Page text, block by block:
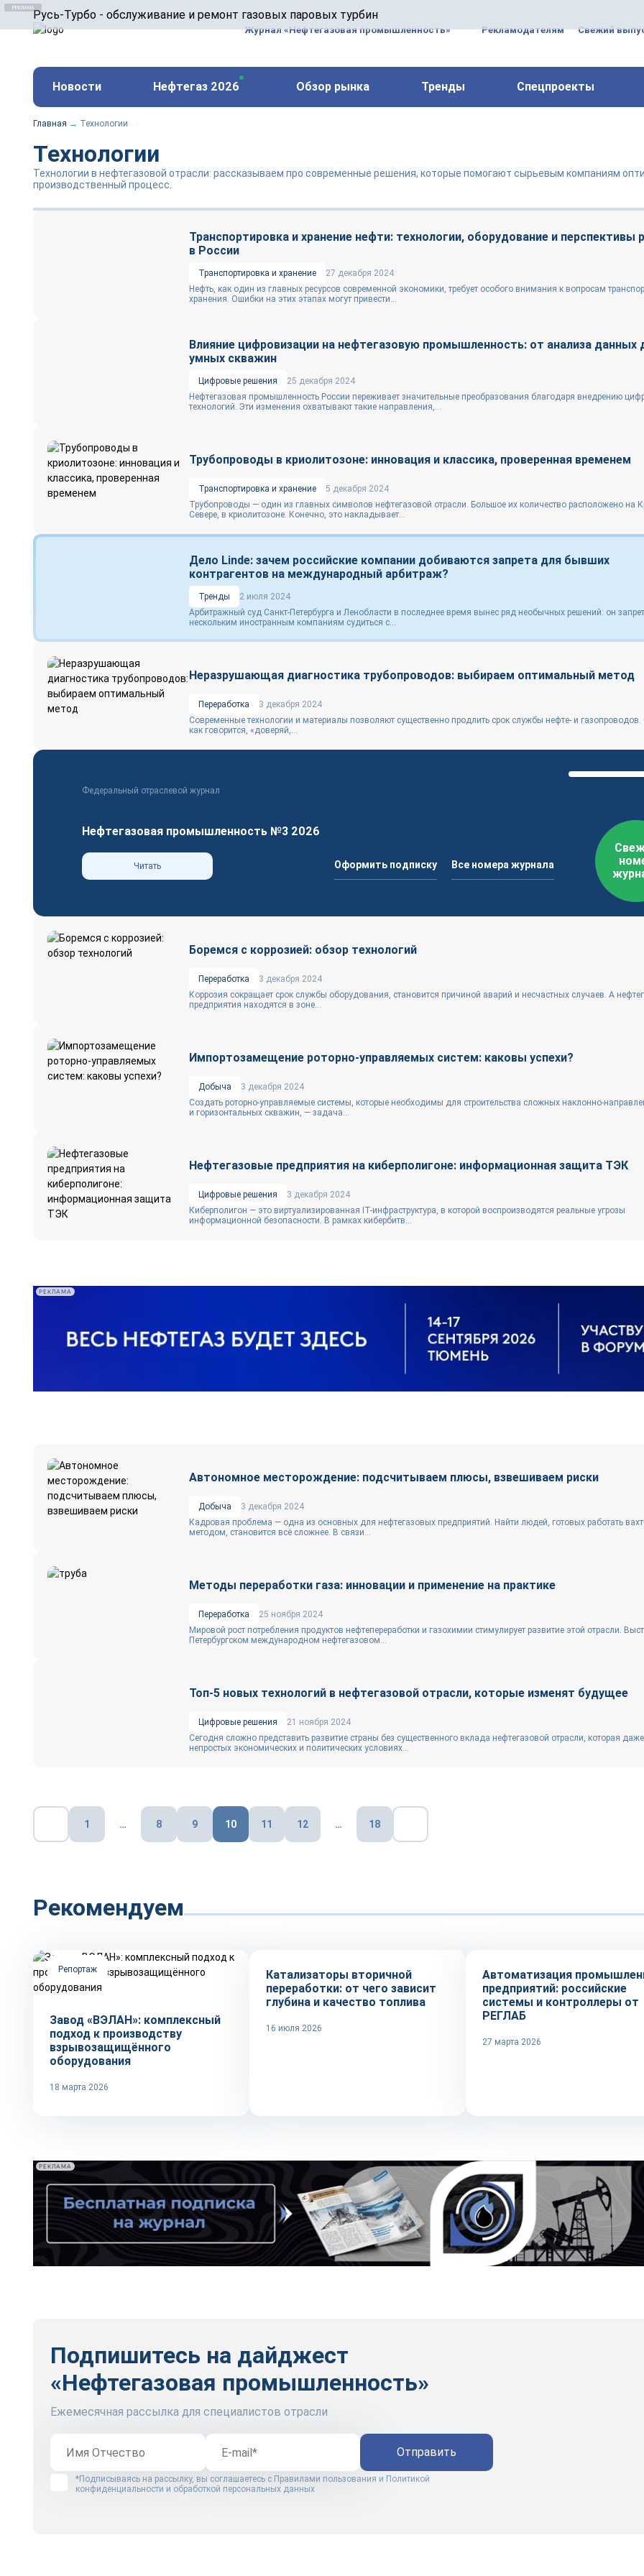
Русь-Турбо - обслуживание и ремонт газовых паровых турбин
ООО «Русь-Турбо» занимается сервисом газовых и паровых турбин, комплексным ремонтом,
оборудования ТЭС, зарубежных поршневых машин и компрессоров, которые работают на нефтегазовых,
и других предприятиях.
Реклама. ООО «Русь-Турбо», ИНН 7802588950
erid: F7NfYUJCUneVdwPs4znf
Журнал «Нефтегазовая промышленность» Рекламодателям Свежий
Новости Нефтегаз 2026 Обзор рынка Тренды Спецпроекты
Главная → Технологии
Технологии
Технологии в нефтегазовой отрасли: рассказываем про современные решения, которые помогают сырьевым компаниям
производственный процесс.
Транспортировка и хранение нефти: технологии, оборудование и перспективы
в России
Транспортировка и хранение
27 декабря 2024
Нефть, как один из главных ресурсов современной экономики, требует особого внимания к вопросам
хранения. Ошибки на этих этапах могут привести...
Влияние цифровизации на нефтегазовую промышленность: от анализа данных
умных скважин
Цифровые решения
25 декабря 2024
Нефтегазовая промышленность России переживает значительные преобразования благодаря внедрению
технологий. Эти изменения охватывают такие направления,...
Трубопроводы в криолитозоне: инновация и классика, проверенная временем
Транспортировка и хранение
5 декабря 2024
Трубопроводы — один из главных символов нефтегазовой отрасли. Большое их количество расположено на
Севере, в криолитозоне. Конечно, это накладывает...
Дело Linde: зачем российские компании добиваются запрета для бывших
контрагентов на международный арбитраж?
Тренды
2 июля 2024
Арбитражный суд Санкт-Петербурга и Ленобласти в последнее время вынес ряд необычных решений: он
нескольким иностранным компаниям судиться с...
Неразрушающая диагностика трубопроводов: выбираем оптимальный метод
Переработка
3 декабря 2024
Современные технологии и материалы позволяют существенно продлить срок службы нефте- и
как говорится, «доверяй,...
Федеральный отраслевой журнал
Нефтегазовая промышленность №3 2026
Читать Оформить подписку Все номера журнала
Боремся с коррозией: обзор технологий
Переработка
3 декабря 2024
Коррозия сокращает срок службы оборудования, становится причиной аварий и несчастных случаев. А
предприятия находятся в зоне...
Импортозамещение роторно-управляемых систем: каковы успехи?
Добыча
3 декабря 2024
Создать роторно-­управляемые системы, которые необходимы для строительства сложных наклонно-­
и горизонтальных скважин, ― задача...
Нефтегазовые предприятия на киберполигоне: информационная защита ТЭК
Цифровые решения
3 декабря 2024
Киберполигон — это виртуализированная IT-инфраструктура, в которой воспроизводятся реальные угрозы
информационной безопасности. В рамках кибербитв...
РЕКЛАМА
Автономное месторождение: подсчитываем плюсы, взвешиваем риски
Добыча
3 декабря 2024
Кадровая проблема — одна из основных для нефтегазовых предприятий. Найти людей, готовых работать
методом, становится всё сложнее. В связи...
Методы переработки газа: инновации и применение на практике
Переработка
25 ноября 2024
Мировой рост потребления продуктов нефтепереработки и газохимии стимулирует развитие этой отрасли.
Петербургском международном нефтегазовом...
Топ-5 новых технологий в нефтегазовой отрасли, которые изменят будущее
Цифровые решения
21 ноября 2024
Сегодня сложно представить развитие страны без существенного вклада нефтегазовой отрасли, которая
непростых экономических и политических условиях...
Пагинация
записей
1 … 8 9 10 11 12 … 18
Рекомендуем
Репортаж
Завод «ВЭЛАН»: комплексный
подход к производству
взрывозащищённого
оборудования
18 марта 2026
Катализаторы вторичной
переработки: от чего зависит
глубина и качество топлива
16 июля 2026
Автоматизация
предприятий: российские
системы и контроллеры от
РЕГЛАБ
27 марта 2026
РЕКЛАМА
Подпишитесь на дайджест
«Нефтегазовая промышленность»
Ежемесячная рассылка для специалистов отрасли
*Подписываясь на рассылку, вы соглашаетесь с Правилами пользования и Политикой
конфиденциальности и обработкой персональных данных
Отправить